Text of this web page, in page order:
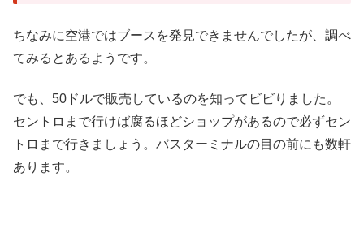
ちなみに空港ではブースを発見できませんでしたが、調べ
てみるとあるようです。
でも、50ドルで販売しているのを知ってビビりました。
セントロまで行けば腐るほどショップがあるので必ずセン
トロまで行きましょう。バスターミナルの目の前にも数軒
あります。